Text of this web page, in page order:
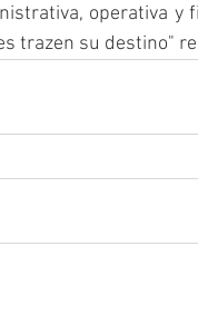
operativa y
trazen su destino"